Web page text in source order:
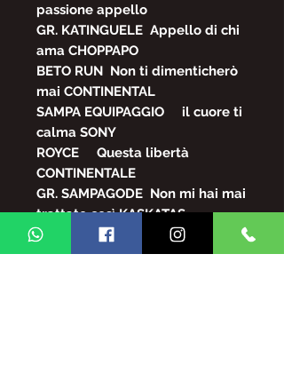
passione appello
GR. KATINGUELE Appello di chi
ama CHOPPAPO
BETO RUN Non ti dimenticherò
mai CONTINENTAL
SAMPA EQUIPAGGIO
il cuore ti
calma SONY
ROYCE
Questa libertà
CONTINENTALE
GR. SAMPAGODE Non mi hai mai
trattato così KASKATAS
ELIANA DE LIMA Dove sei?
GRUPPO MALICIA KASKATAS